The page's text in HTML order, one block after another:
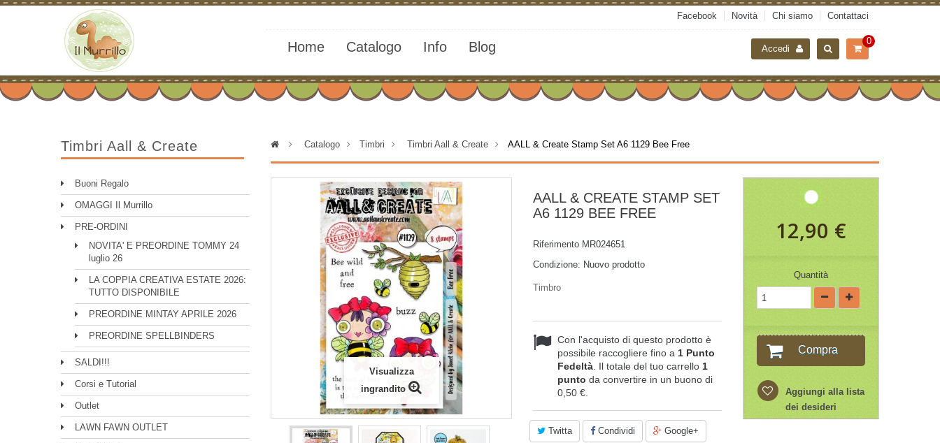
Facebook Novità Chi siamo Contattaci
0
Home Catalogo Info Blog Accedi
Timbri Aall & Create
Buoni Regalo
OMAGGI Il Murrillo
PRE-ORDINI
NOVITA' E PREORDINE TOMMY 24
luglio 26
LA COPPIA CREATIVA ESTATE 2026:
TUTTO DISPONIBILE
PREORDINE MINTAY APRILE 2026
PREORDINE SPELLBINDERS
SALDI!!!
Corsi e Tutorial
Outlet
LAWN FAWN OUTLET
> Catalogo > Timbri > Timbri Aall & Create > AALL & Create Stamp Set A6 1129 Bee Free
Visualizza
ingrandito
AALL & CREATE STAMP SET
A6 1129 BEE FREE
Riferimento MR024651
Condizione: Nuovo prodotto
Timbro
Con l'acquisto di questo prodotto è
possibile raccogliere fino a 1 Punto
Fedeltà . Il totale del tuo carrello 1
punto da convertire in un buono di
0,50 €
Twitta Condividi Google+
12,90 €
Quantità
Compra
Aggiungi alla lista
dei desideri